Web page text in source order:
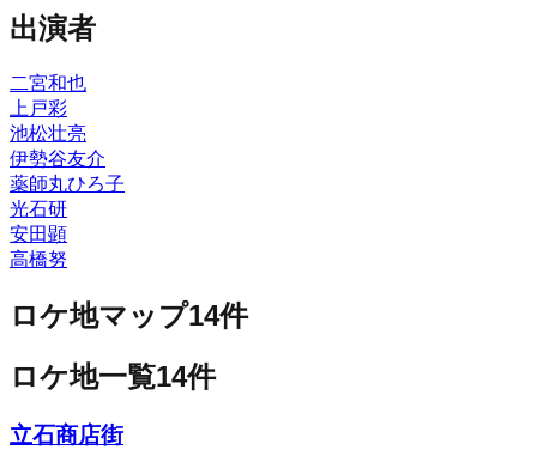
出演者
二宮和也
上戸彩
池松壮亮
伊勢谷友介
薬師丸ひろ子
光石研
安田顕
高橋努
ロケ地マップ14件
ロケ地一覧14件
立石商店街